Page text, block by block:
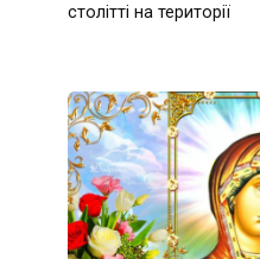
столітті на території